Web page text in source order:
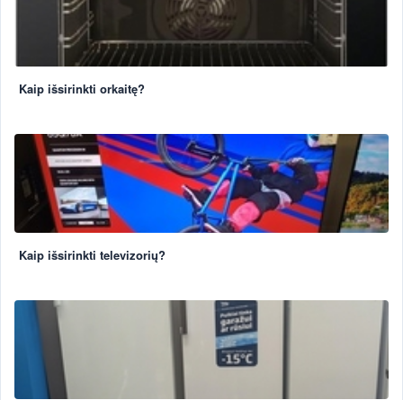
Kaip išsirinkti orkaitę?
Kaip išsirinkti televizorių?